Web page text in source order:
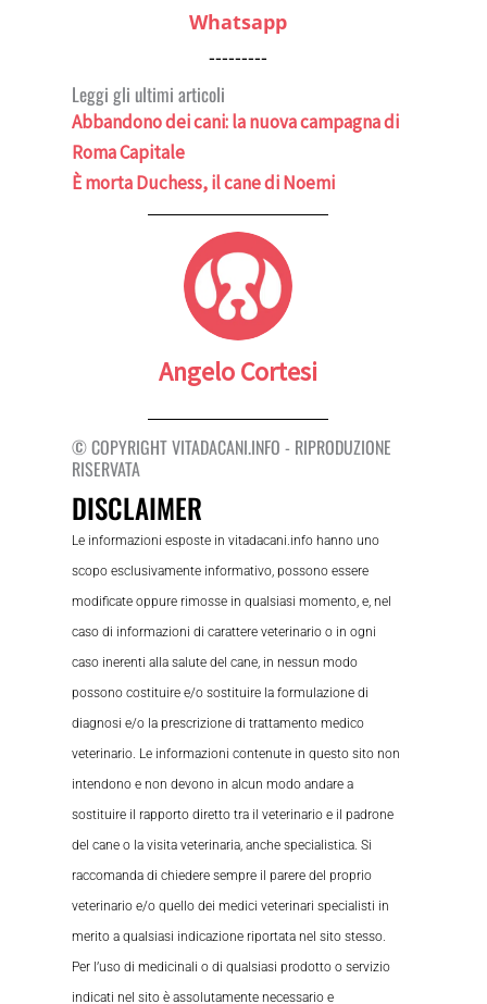
Whatsapp
---------
Leggi gli ultimi articoli
Abbandono dei cani: la nuova campagna di
Roma Capitale
È morta Duchess, il cane di Noemi
Angelo Cortesi
© COPYRIGHT VITADACANI.INFO - RIPRODUZIONE
RISERVATA
DISCLAIMER
Le informazioni esposte in vitadacani.info hanno uno
scopo esclusivamente informativo, possono essere
modificate oppure rimosse in qualsiasi momento, e, nel
caso di informazioni di carattere veterinario o in ogni
caso inerenti alla salute del cane, in nessun modo
possono costituire e/o sostituire la formulazione di
diagnosi e/o la prescrizione di trattamento medico
veterinario. Le informazioni contenute in questo sito non
intendono e non devono in alcun modo andare a
sostituire il rapporto diretto tra il veterinario e il padrone
del cane o la visita veterinaria, anche specialistica. Si
raccomanda di chiedere sempre il parere del proprio
veterinario e/o quello dei medici veterinari specialisti in
merito a qualsiasi indicazione riportata nel sito stesso.
Per l’uso di medicinali o di qualsiasi prodotto o servizio
indicati nel sito è assolutamente necessario e